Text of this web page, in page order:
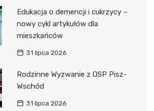
Edukacja o demencji i cukrzycy –
nowy cykl artykułów dla
mieszkańców
31 lipca 2026
Rodzinne Wyzwanie z OSP Pisz-
Wschód
31 lipca 2026